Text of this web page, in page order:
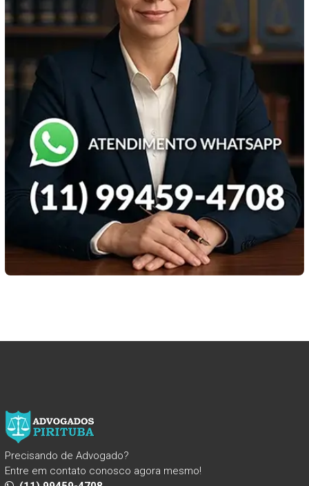
Precisando de Advogado?
Entre em contato conosco agora mesmo!